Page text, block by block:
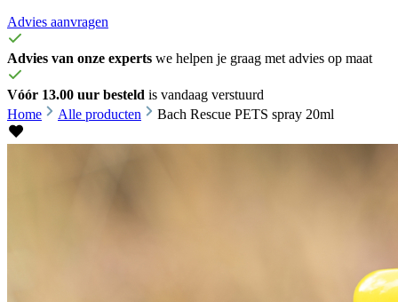
Advies aanvragen
Advies van onze experts we helpen je graag met advies op maat
Vóór 13.00 uur besteld is vandaag verstuurd
Home
Alle producten Bach Rescue PETS spray 20ml